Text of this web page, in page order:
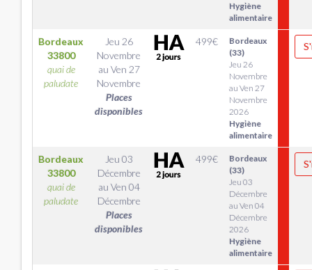
Hygiène
alimentaire
Bordeaux
33800
quai de
paludate
Jeu 26
Novembre
au Ven 27
Novembre
Places
disponibles
499€
Bordeaux
(33)
Jeu 26
Novembre
au Ven 27
Novembre
2026
Hygiène
alimentaire
Bordeaux
33800
quai de
paludate
Jeu 03
Décembre
au Ven 04
Décembre
Places
disponibles
499€
Bordeaux
(33)
Jeu 03
Décembre
au Ven 04
Décembre
2026
Hygiène
alimentaire